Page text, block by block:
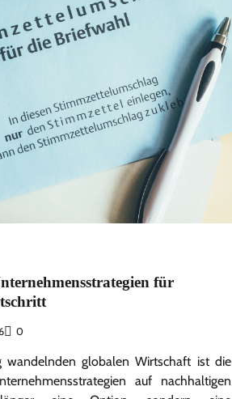
für
0
wandelnden globalen Wirtschaft ist die
auf nachhaltigen